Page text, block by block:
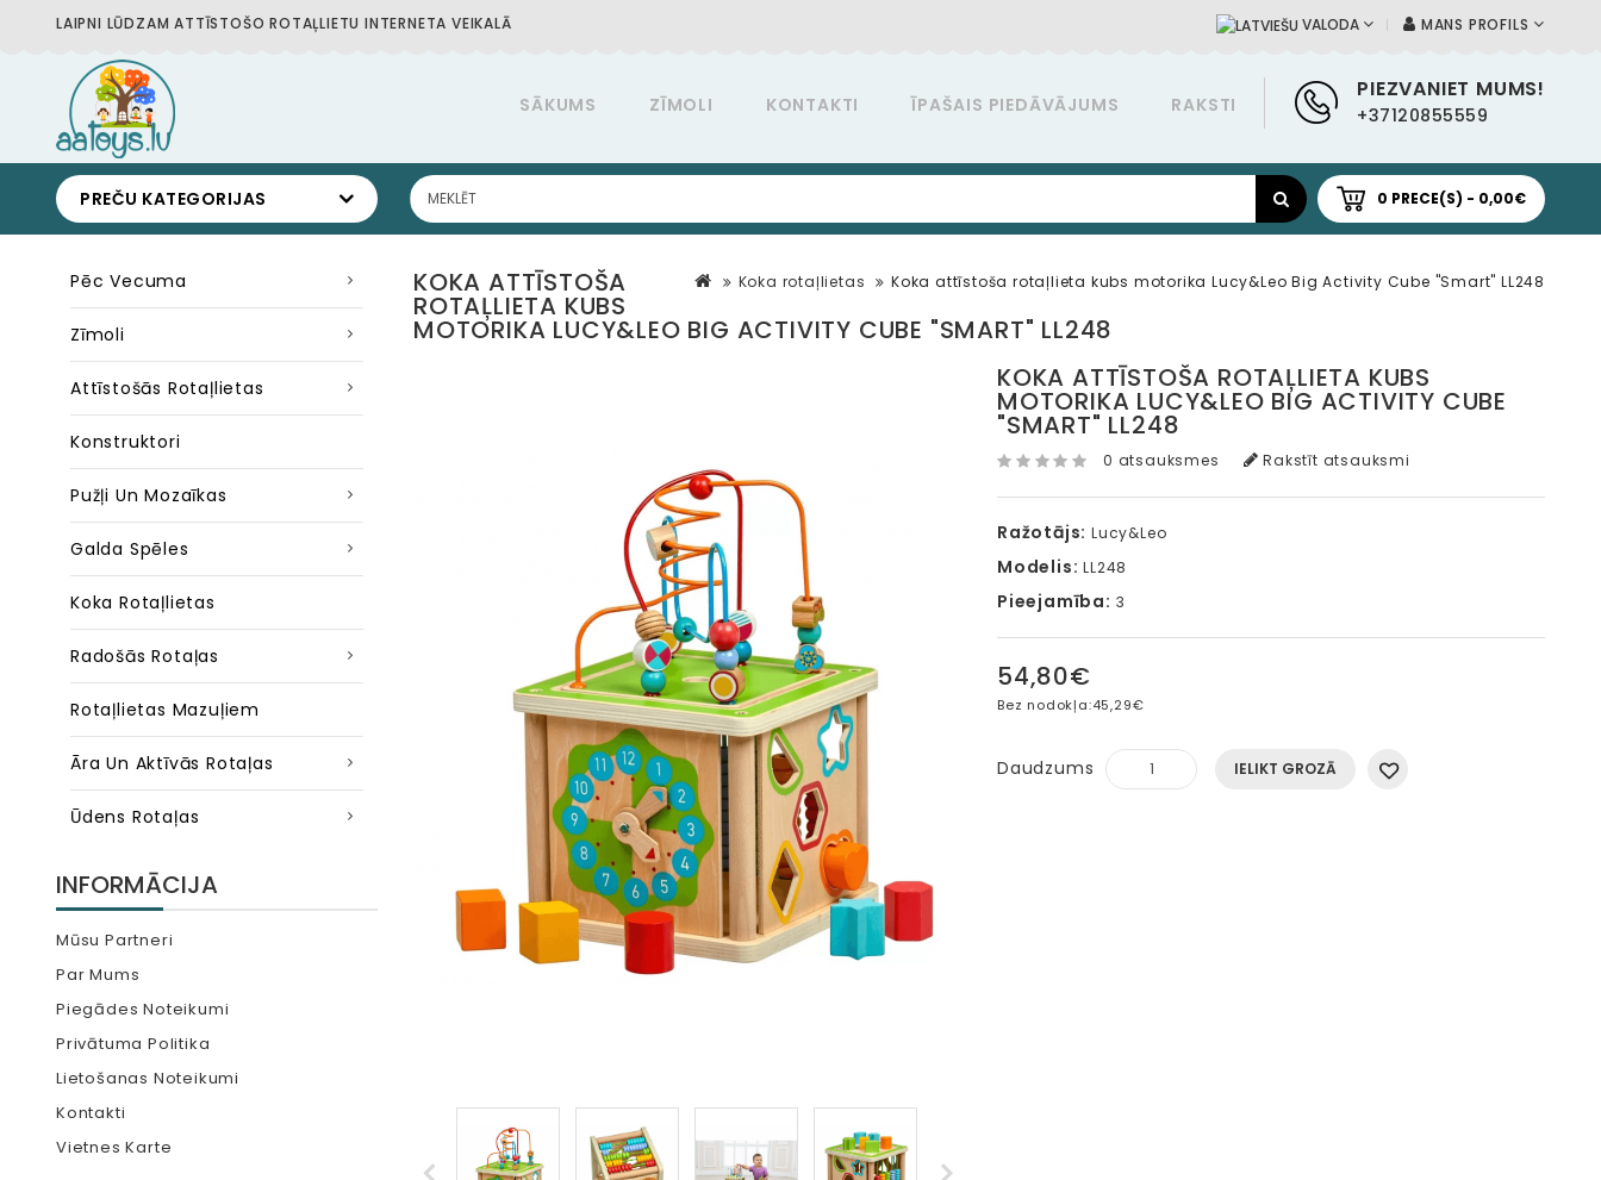
LAIPNI LŪDZAM ATTĪSTOŠO ROTAĻLIETU INTERNETA VEIKALĀ MANS PROFILS
VALODA
PIEZVANIET MUMS!
+37120855559
SĀKUMS ZĪMOLI KONTAKTI ĪPAŠAIS PIEDĀVĀJUMS RAKSTI
PREČU KATEGORIJAS 0 PRECE(S) - 0,00€
Pēc Vecuma
Zīmoli
Attīstošās Rotaļlietas
Konstruktori
Pužļi Un Mozaīkas
Galda Spēles
Koka Rotaļlietas
Radošās Rotaļas
Rotaļlietas Mazuļiem
Āra Un Aktīvās Rotaļas
Ūdens Rotaļas
INFORMĀCIJA
Mūsu Partneri
Par Mums
Piegādes Noteikumi
Privātuma Politika
Lietošanas Noteikumi
Kontakti
Vietnes Karte
Koka rotaļlietas Koka attīstoša rotaļlieta kubs motorika Lucy&Leo Big Activity Cube "Smart" LL248
KOKA ATTĪSTOŠA
ROTAĻLIETA KUBS
MOTORIKA LUCY&LEO BIG ACTIVITY CUBE "SMART" LL248
KOKA ATTĪSTOŠA ROTAĻLIETA KUBS
MOTORIKA LUCY&LEO BIG ACTIVITY CUBE
"SMART" LL248
0 atsauksmes Rakstīt atsauksmi
Ražotājs: Lucy&Leo
Modelis: LL248
Pieejamība: 3
54,80€
Bez nodokļa:45,29€
Daudzums IELIKT GROZĀ